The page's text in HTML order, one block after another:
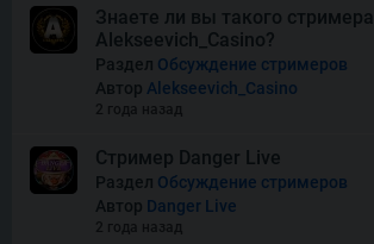
Wishes
Знаете ли вы такого стримера
Alekseevich_Casino?
Раздел Обсуждение стримеров
Автор Alekseevich_Casino
2 года назад
Стример Danger Live
Раздел Обсуждение стримеров
Автор Danger Live
2 года назад